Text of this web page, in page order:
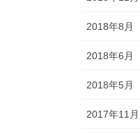
2018年8月
2018年6月
2018年5月
2017年11月